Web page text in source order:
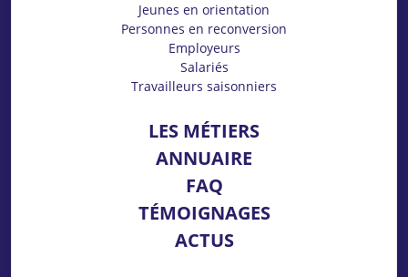
Jeunes en orientation
Personnes en reconversion
Employeurs
Salariés
Travailleurs saisonniers
LES MÉTIERS
ANNUAIRE
FAQ
TÉMOIGNAGES
ACTUS